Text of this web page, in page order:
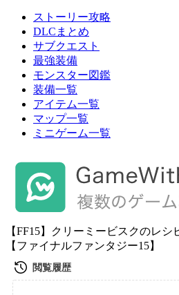
ストーリー攻略
DLCまとめ
サブクエスト
最強装備
モンスター図鑑
装備一覧
アイテム一覧
マップ一覧
ミニゲーム一覧
【FF15】クリーミービスクのレ
【ファイナルファンタジー15】